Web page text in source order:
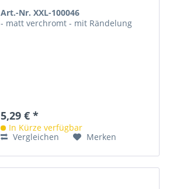
Art.-Nr. XXL-100046
- matt verchromt - mit Rändelung
5,29 € *
In Kürze verfügbar
Vergleichen
Merken